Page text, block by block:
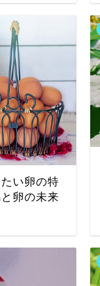
い卵の特
卵の未来